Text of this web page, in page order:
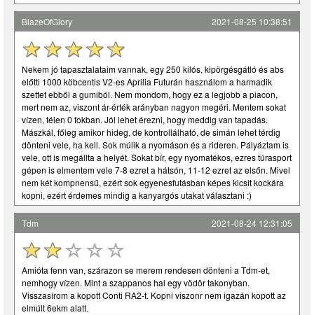
BlazeOfGlory 2021-08-25 10:38:51
Nekem jó tapasztalataim vannak, egy 250 kilós, kipörgésgátló és abs
előtti 1000 köbcentis V2-es Aprilia Futurán használom a harmadik
szettet ebből a gumiból. Nem mondom, hogy ez a legjobb a piacon,
mert nem az, viszont ár-érték arányban nagyon megéri. Mentem sokat
vízen, télen 0 fokban. Jól lehet érezni, hogy meddig van tapadás.
Mászkál, főleg amikor hideg, de kontrollálható, de simán lehet térdig
dönteni vele, ha kell. Sok múlik a nyomáson és a rideren. Pályáztam is
vele, ott is megállta a helyét. Sokat bír, egy nyomatékos, ezres túrasport
gépen is elmentem vele 7-8 ezret a hátsón, 11-12 ezret az elsőn. Mivel
nem két kompnensű, ezért sok egyenesfutásban képes kicsit kockára
kopni, ezért érdemes mindig a kanyargós utakat választani :)
Tdm 2021-08-24 12:31:05
Amióta fenn van, szárazon se merem rendesen dönteni a Tdm-et,
nemhogy vízen. Mint a szappanos hal egy vödör takonyban.
Visszasírom a kopott Conti RA2-t. Kopni viszonr nem igazán kopott az
elmúlt 6ekm alatt.